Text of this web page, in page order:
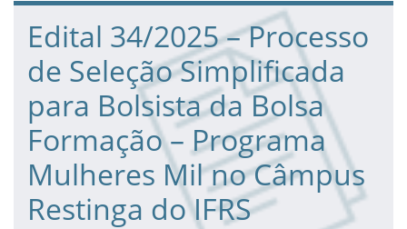
Fim da navegação
Início do conteúdo
Edital 34/2025 – Processo
de Seleção Simplificada
para Bolsista da Bolsa
Formação – Programa
Mulheres Mil no Câmpus
Restinga do IFRS